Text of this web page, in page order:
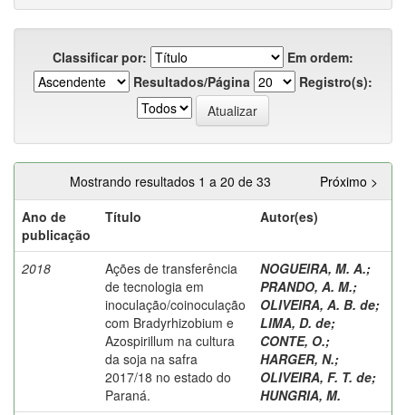
Classificar por:
Em ordem:
Resultados/Página
Registro(s):
Mostrando resultados 1 a 20 de 33
Próximo >
Ano de
publicação
Título Autor(es)
2018
Ações de transferência
de tecnologia em
inoculação/coinoculação
com Bradyrhizobium e
Azospirillum na cultura
da soja na safra
2017/18 no estado do
Paraná.
NOGUEIRA, M. A.;
PRANDO, A. M.;
OLIVEIRA, A. B. de;
LIMA, D. de;
CONTE, O.;
HARGER, N.;
OLIVEIRA, F. T. de;
HUNGRIA, M.